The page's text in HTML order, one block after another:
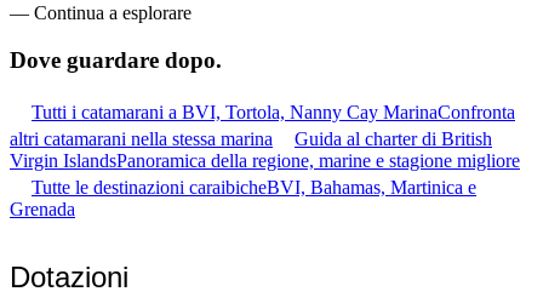
— Continua a esplorare
Dove guardare dopo.
Tutti i catamarani a BVI, Tortola, Nanny Cay MarinaConfronta
altri catamarani nella stessa marina
Guida al charter di British
Virgin IslandsPanoramica della regione, marine e stagione migliore
Tutte le destinazioni caraibicheBVI, Bahamas, Martinica e
Grenada
Dotazioni